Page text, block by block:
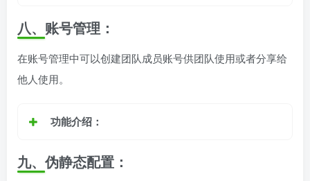
八、 账号管理 ：
在账号管理中可以创建团队成员账号供团队使用或者分享给
他人使用。
功能介绍：
九、伪静态配置 ：